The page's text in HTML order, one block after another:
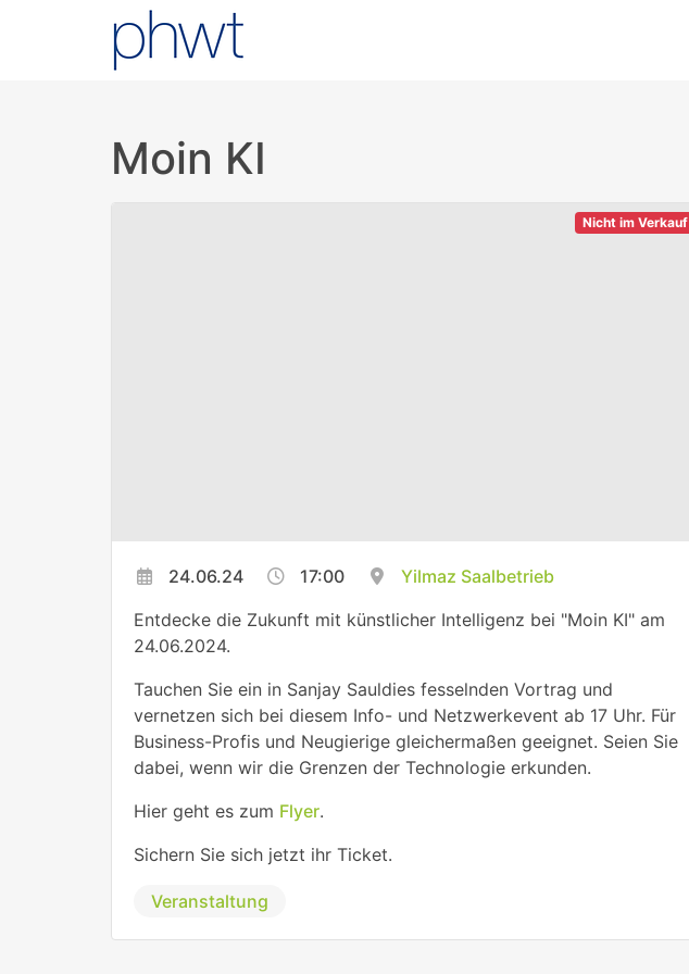
Moin KI
Nicht im Verkauf
24.06.24 17:00
Yilmaz Saalbetrieb
Entdecke die Zukunft mit künstlicher Intelligenz bei "Moin KI" am
24.06.2024.
Tauchen Sie ein in Sanjay Sauldies fesselnden Vortrag und
vernetzen sich bei diesem Info- und Netzwerkevent ab 17 Uhr. Für
Business-Profis und Neugierige gleichermaßen geeignet. Seien Sie
dabei, wenn wir die Grenzen der Technologie erkunden.
Hier geht es zum Flyer.
Sichern Sie sich jetzt ihr Ticket.
Veranstaltung